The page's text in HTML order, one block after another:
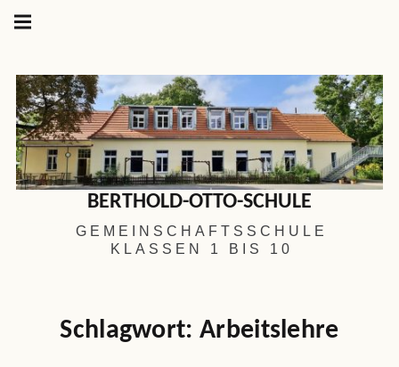
Springe
zum
BERTHOLD-OTTO-SCHULE
GEMEINSCHAFTSSCHULE
KLASSEN 1 BIS 10
Schlagwort: Arbeitslehre